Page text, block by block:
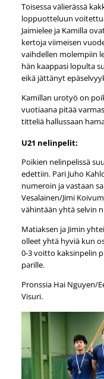
Toisessa välierässä
loppuotteluun
Jaimielee ja Kamilla
kertoja viimeisen
vaihdellen molempiin
hän kaappasi lopulta
eikä jättänyt
Kamillan urotyö on
vuotiaana pitää
titteliä hallussaan
U21 nelinpelit:
Poikien nelinpelissä
edettiin. Pari Juho
numeroin ja vastaan
Vesalainen/Jimi
vähintään yhtä selvin
Matiaksen ja Jimin
olleet yhtä hyviä kun
0-3 voitto kaksinpelin
parille.
Pronssia Hai Nguyen/
Visuri.